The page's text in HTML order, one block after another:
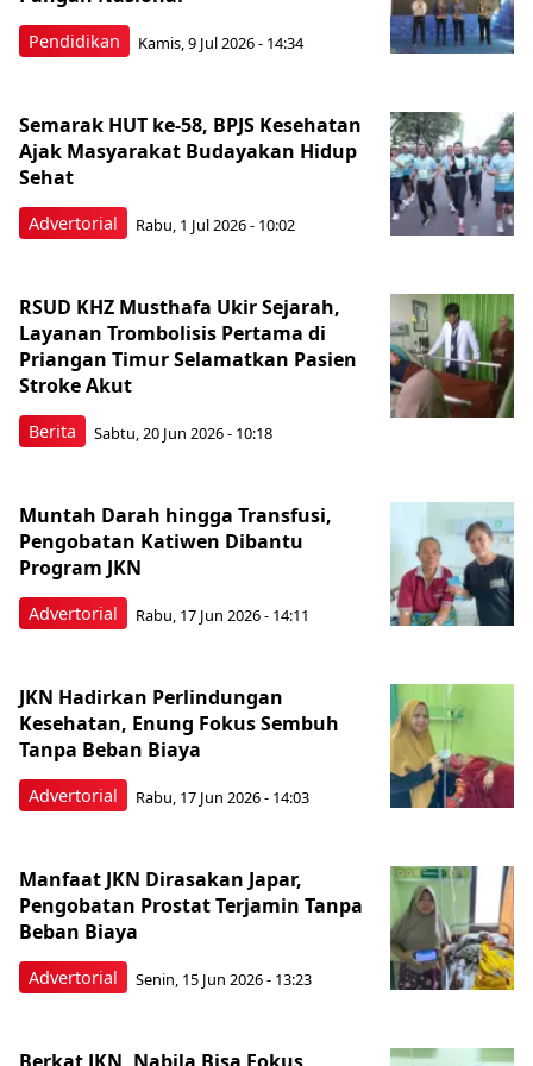
Pendidikan Kamis, 9 Jul 2026 - 14:34
Advertorial
Semarak HUT ke-58, BPJS Kesehatan
Ajak Masyarakat Budayakan Hidup
Sehat
Rabu, 1 Jul 2026 - 10:02
Berita
RSUD KHZ Musthafa Ukir Sejarah,
Layanan Trombolisis Pertama di
Priangan Timur Selamatkan Pasien
Stroke Akut
Sabtu, 20 Jun 2026 - 10:18
Advertorial
Muntah Darah hingga Transfusi,
Pengobatan Katiwen Dibantu
Program JKN
Rabu, 17 Jun 2026 - 14:11
Advertorial
JKN Hadirkan Perlindungan
Kesehatan, Enung Fokus Sembuh
Tanpa Beban Biaya
Rabu, 17 Jun 2026 - 14:03
Advertorial
Manfaat JKN Dirasakan Japar,
Pengobatan Prostat Terjamin Tanpa
Beban Biaya
Senin, 15 Jun 2026 - 13:23